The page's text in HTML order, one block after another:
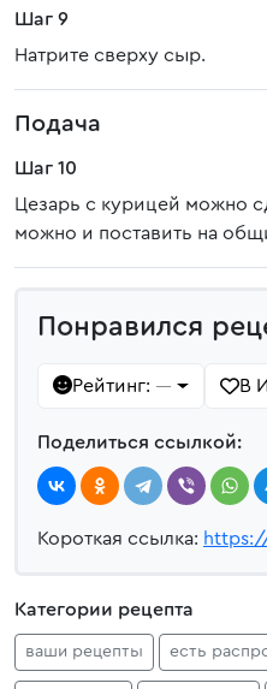
Шаг 9
Натрите сверху сыр.
Подача
Шаг 10
Цезарь с курицей можно
можно и поставить на
Понравился
Рейтинг: — В
Поделиться ссылкой:
Короткая ссылка:
Категории рецепта
ваши рецепты есть